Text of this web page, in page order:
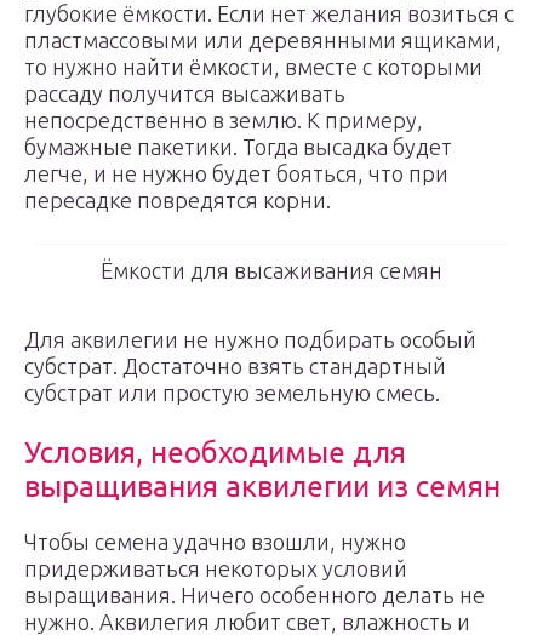
глубокие ёмкости. Если нет желания возиться с
пластмассовыми или деревянными ящиками,
то нужно найти ёмкости, вместе с которыми
рассаду получится высаживать
непосредственно в землю. К примеру,
бумажные пакетики. Тогда высадка будет
легче, и не нужно будет бояться, что при
пересадке повредятся корни.
Ёмкости для высаживания семян
Для аквилегии не нужно подбирать особый
субстрат. Достаточно взять стандартный
субстрат или простую земельную смесь.
Условия, необходимые для
выращивания аквилегии из семян
Чтобы семена удачно взошли, нужно
придерживаться некоторых условий
выращивания. Ничего особенного делать не
нужно. Аквилегия любит свет, влажность и